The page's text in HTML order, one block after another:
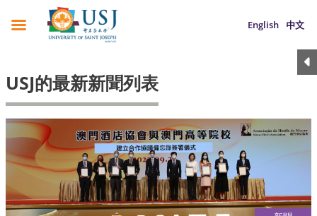
English 中文
USJ的最新新聞列表